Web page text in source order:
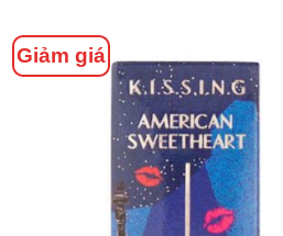
Giảm giá